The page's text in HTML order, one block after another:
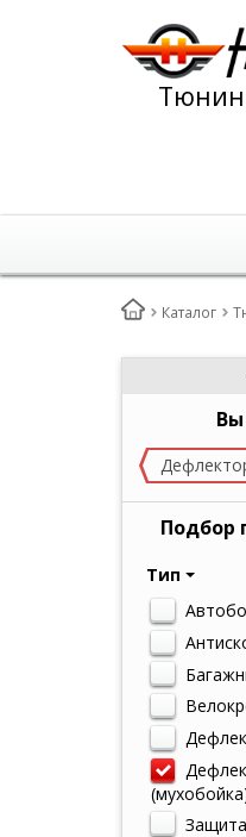
Каталог
Подбор
Тип